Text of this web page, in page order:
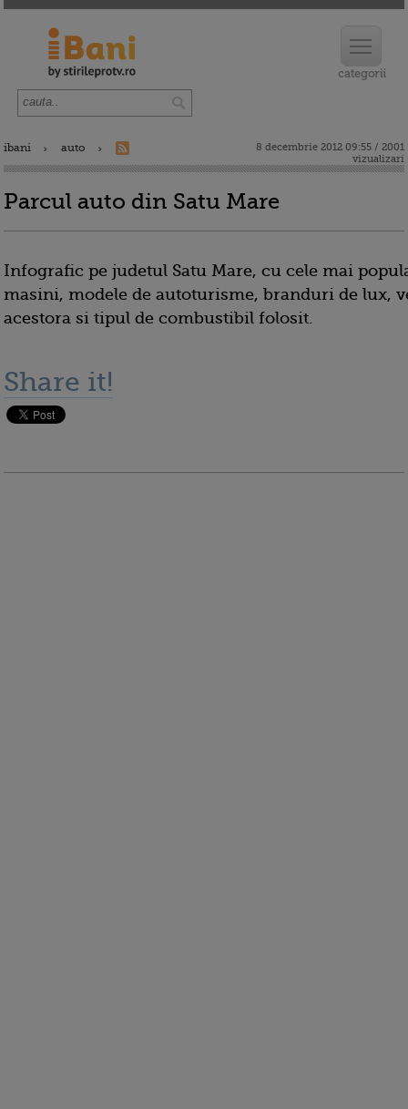
ibani auto
8 decembrie 2012 09:55 / 2001
vizualizari
Parcul auto din Satu Mare
Infografic pe judetul Satu Mare, cu cele mai
masini, modele de autoturisme, branduri de lux,
acestora si tipul de combustibil folosit.
Share it!